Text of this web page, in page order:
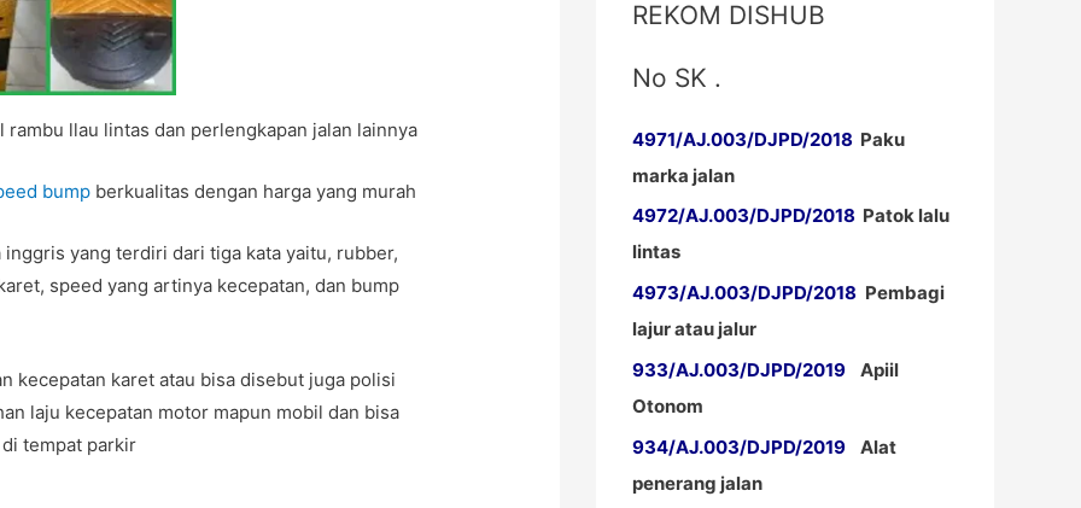
rambu llau lintas dan perlengkapan jalan lainnya
bump berkualitas dengan harga yang murah
yang terdiri dari tiga kata yaitu, rubber,
speed yang artinya kecepatan, dan bump
kecepatan karet atau bisa disebut juga polisi
laju kecepatan motor mapun mobil dan bisa
tempat parkir
REKOM DISHUB
No SK .
4971/AJ.003/DJPD/2018 Paku
marka jalan
4972/AJ.003/DJPD/2018 Patok lalu
lintas
4973/AJ.003/DJPD/2018 Pembagi
lajur atau jalur
933/AJ.003/DJPD/2019 Apiil
Otonom
934/AJ.003/DJPD/2019 Alat
penerang jalan